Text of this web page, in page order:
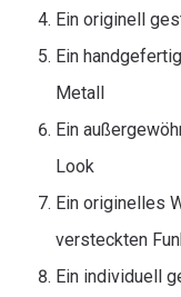
Ein originell
Ein
Metall
Ein
Look
Ein originelles
versteckten
Ein individuell